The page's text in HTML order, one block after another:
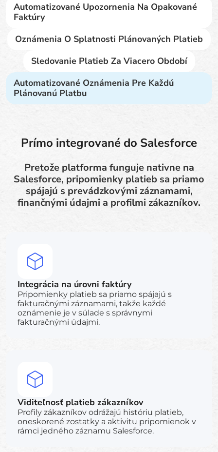
Automatizované Upozornenia Na Opakované
Faktúry
Oznámenia O Splatnosti Plánovaných Platieb
Sledovanie Platieb Za Viacero Období
Automatizované Oznámenia Pre Každú
Plánovanú Platbu
Prímo integrované do Salesforce
Pretože platforma funguje nativne na
Salesforce, pripomienky platieb sa priamo
spájajú s prevádzkovými záznamami,
finančnými údajmi a profilmi zákazníkov.
Integrácia na úrovni faktúry
Pripomienky platieb sa priamo spájajú s
fakturačnými záznamami, takže každé
oznámenie je v súlade s správnymi
fakturačnými údajmi.
Viditeľnosť platieb zákazníkov
Profily zákazníkov odrážajú históriu platieb,
oneskorené zostatky a aktivitu pripomienok v
rámci jedného záznamu Salesforce.